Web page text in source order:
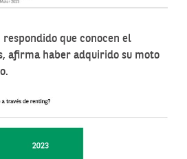
respondido que conocen el
afirma haber adquirido su moto